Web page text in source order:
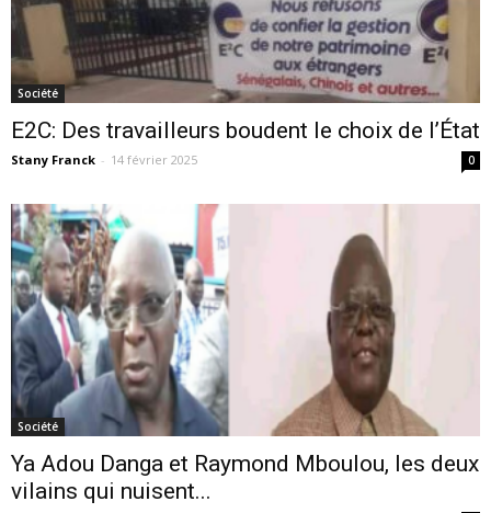
Société
E2C: Des travailleurs boudent le choix de l’État
Stany Franck - 14 février 2025 0
Société
Ya Adou Danga et Raymond Mboulou, les deux
vilains qui nuisent...